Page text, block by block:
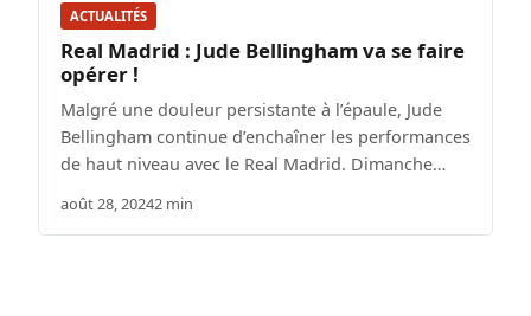
ACTUALITÉS
Real Madrid : Jude Bellingham va se faire
opérer !
Malgré une douleur persistante à l’épaule, Jude
Bellingham continue d’enchaîner les performances
de haut niveau avec le Real Madrid. Dimanche…
août 28, 20242 min